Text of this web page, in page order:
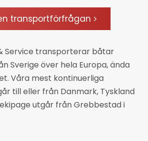
transportförfrågan
Service transporterar båtar
Sverige över hela Europa, ända
Våra mest kontinuerliga
till eller från Danmark, Tyskland
utgår från Grebbestad i